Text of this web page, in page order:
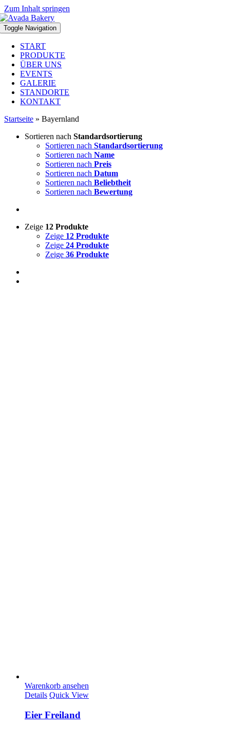
Zum Inhalt springen
Toggle Navigation
START
PRODUKTE
ÜBER UNS
EVENTS
GALERIE
STANDORTE
KONTAKT
Startseite » Bayernland
Sortieren nach Standardsortierung
Sortieren nach Standardsortierung
Sortieren nach Name
Sortieren nach Preis
Sortieren nach Datum
Sortieren nach Beliebtheit
Sortieren nach Bewertung
Zeige 12 Produkte
Zeige 12 Produkte
Zeige 24 Produkte
Zeige 36 Produkte
Warenkorb ansehen
Details Quick View
Eier Freiland